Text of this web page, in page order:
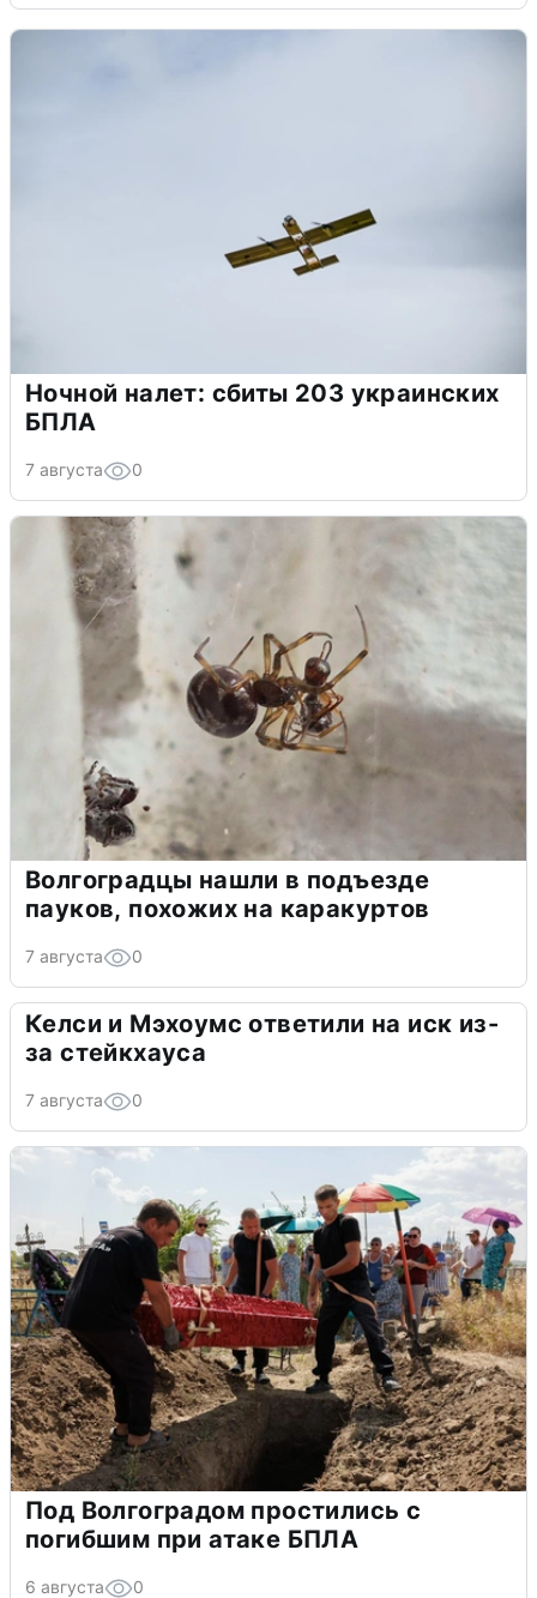
Ночной налет: сбиты 203 украинских
БПЛА
7 августа 0
Волгоградцы нашли в подъезде
пауков, похожих на каракуртов
7 августа 0
Келси и Мэхоумс ответили на иск из-
за стейкхауса
7 августа 0
Под Волгоградом простились с
погибшим при атаке БПЛА
6 августа 0